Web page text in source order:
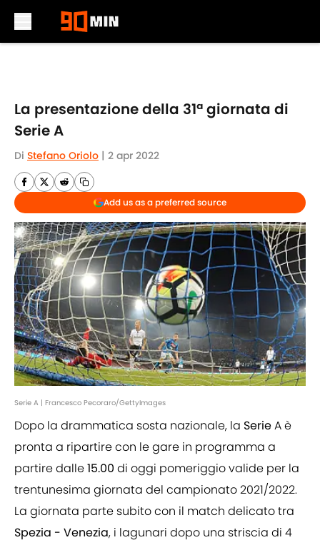
La presentazione della 31ª giornata di
Serie A
Di Stefano Oriolo | 2 apr 2022
Add us as a preferred source
Serie A | Francesco Pecoraro/GettyImages
Dopo la drammatica sosta nazionale, la SerieA è
pronta a ripartire con le gare in programma a
partire dalle15.00 di oggi pomeriggio valide per la
trentunesima giornata del campionato 2021/2022.
La giornata parte subito con il match delicato tra
Spezia - Venezia, i lagunari dopo una striscia di 4